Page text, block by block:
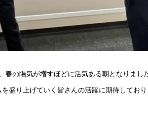
春の陽気が増すほどに活気ある朝となりまし
盛り上げていく皆さんの活躍に期待してお